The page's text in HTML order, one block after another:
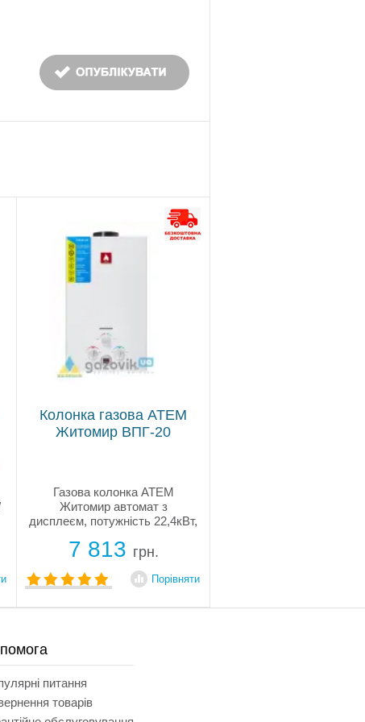
Колонка газова АТЕМ
Житомир ВПГ-20
Газова колонка АТЕМ
Житомир автомат з
дисплеєм, потужність 22,4кВт,
полум'я, контроль тяги,
захист від перегріву,
проточний газовий
водонагрівач працює при
низькому тиску води. Купити
7 813 грн.
Порівняти
питання
товарів